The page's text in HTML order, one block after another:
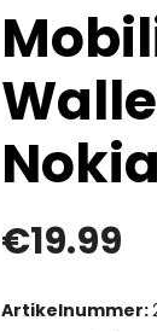
€19.99
Artikelnummer: